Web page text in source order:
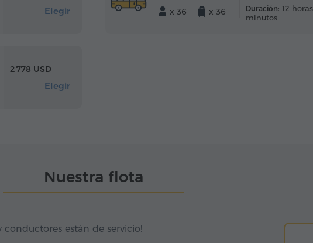
Elegir
x 36
x 36 Duración: 12
minutos
2 778 USD
Elegir
Nuestra flota
conductores están de servicio!